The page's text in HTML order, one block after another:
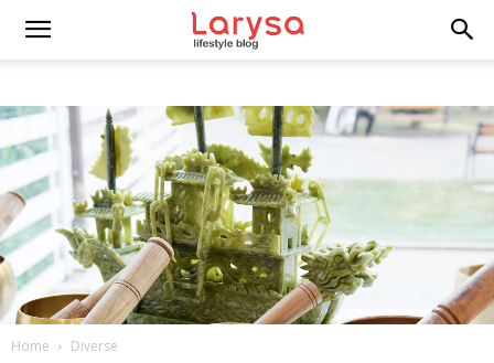
Home Diverse